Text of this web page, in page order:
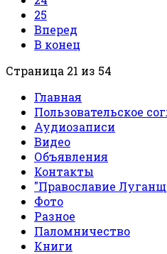
25
Вперед
В конец
Страница 21 из 54
Главная
Пользовательское
Аудиозаписи
Видео
Объявления
Контакты
"Православие
Фото
Разное
Паломничество
Книги